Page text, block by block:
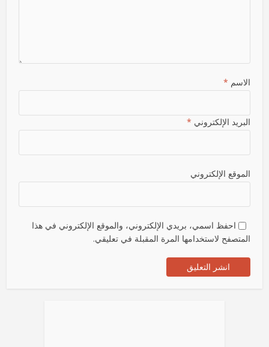
الاسم *
البريد الإلكتروني *
الموقع الإلكتروني
احفظ اسمي، بريدي الإلكتروني، والموقع الإلكتروني في هذا
المتصفح لاستخدامها المرة المقبلة في تعليقي.